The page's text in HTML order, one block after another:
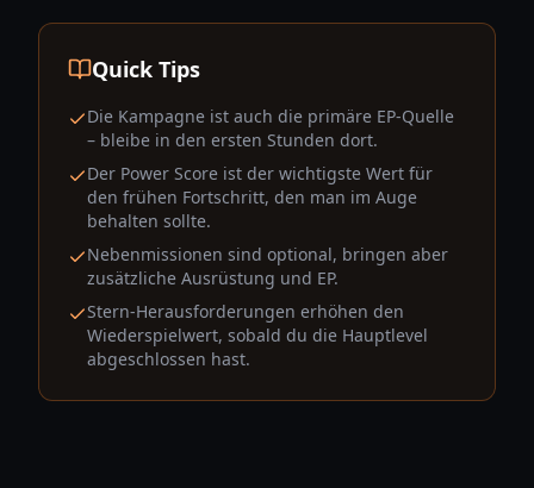
Quick Tips
Die Kampagne ist auch die primäre EP-Quelle
– bleibe in den ersten Stunden dort.
Der Power Score ist der wichtigste Wert für
den frühen Fortschritt, den man im Auge
behalten sollte.
Nebenmissionen sind optional, bringen aber
zusätzliche Ausrüstung und EP.
Stern-Herausforderungen erhöhen den
Wiederspielwert, sobald du die Hauptlevel
abgeschlossen hast.